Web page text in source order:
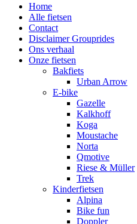
Home
Alle fietsen
Contact
Disclaimer Grouprides
Ons verhaal
Onze fietsen
Bakfiets
Urban Arrow
E-bike
Gazelle
Kalkhoff
Koga
Moustache
Norta
Qmotive
Riese & Müller
Trek
Kinderfietsen
Alpina
Bike fun
Doppler